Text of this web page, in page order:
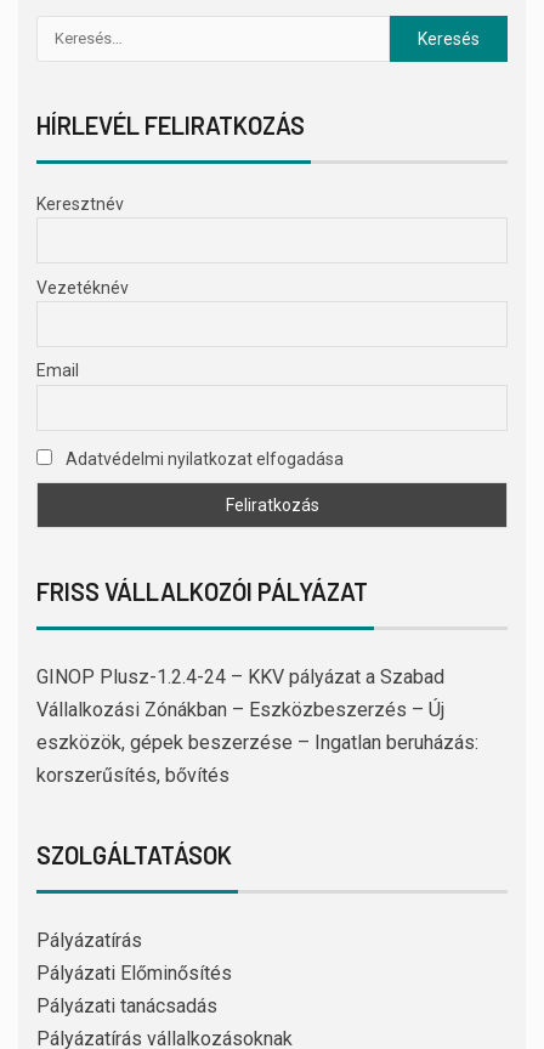
HÍRLEVÉL FELIRATKOZÁS
Keresztnév
Vezetéknév
Email
Adatvédelmi nyilatkozat elfogadása
FRISS VÁLLALKOZÓI PÁLYÁZAT
GINOP Plusz-1.2.4-24 – KKV pályázat a Szabad
Vállalkozási Zónákban – Eszközbeszerzés – Új
eszközök, gépek beszerzése – Ingatlan beruházás:
korszerűsítés, bővítés
SZOLGÁLTATÁSOK
Pályázatírás
Pályázati Előminősítés
Pályázati tanácsadás
Pályázatírás vállalkozásoknak